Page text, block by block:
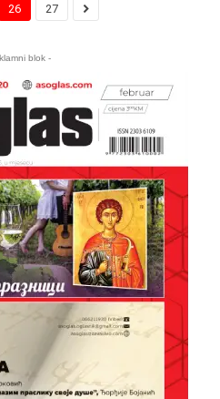
26 27
blok -